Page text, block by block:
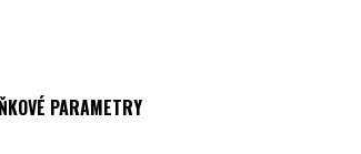
PARAMETRY